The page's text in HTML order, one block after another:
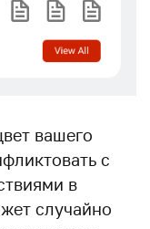
вашего
с
в
случайно